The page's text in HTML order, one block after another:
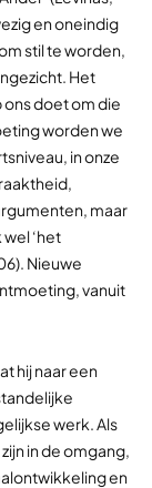
en oneindig
stil te worden,
Het
doet om die
worden we
in onze
maar
‘het
Nieuwe
vanuit
hij naar een
werk. Als
in de omgang,
en